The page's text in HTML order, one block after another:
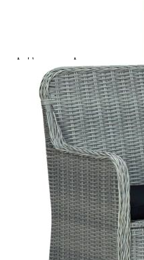
Градински трапезен
Please select credit
Цена на продукта:
Extraction of information
Предоставената
Добавете продукта в
количката" и при
вноски на кредита.
Acest tabel are caracter
coșul de cumpărături
cererii de creditare.
Предоставената
Добавете продукта в
количката" и при